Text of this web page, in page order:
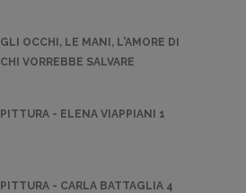
GLI OCCHI, LE MANI, L'AMORE DI
CHI VORREBBE SALVARE
PITTURA - ELENA VIAPPIANI 1
PITTURA - CARLA BATTAGLIA 4